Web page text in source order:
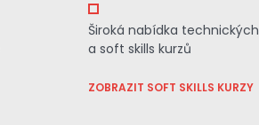
Široká nabídka technických
a soft skills kurzů
ZOBRAZIT SOFT SKILLS KURZY